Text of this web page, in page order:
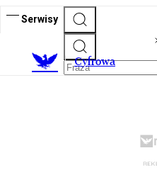
Serwisy
Cyfrowa